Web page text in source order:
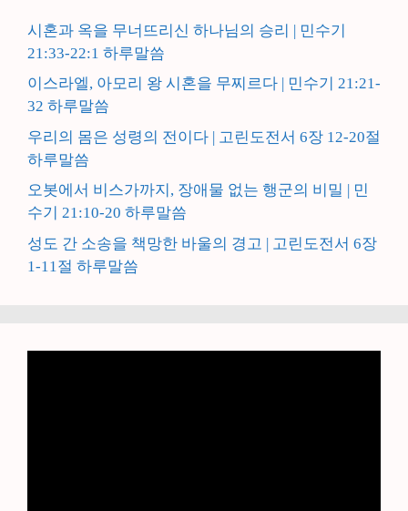
시혼과 옥을 무너뜨리신 하나님의 승리 | 민수기
21:33-22:1 하루말씀
이스라엘, 아모리 왕 시혼을 무찌르다 | 민수기 21:21-
32 하루말씀
우리의 몸은 성령의 전이다 | 고린도전서 6장 12-20절
하루말씀
오봇에서 비스가까지, 장애물 없는 행군의 비밀 | 민
수기 21:10-20 하루말씀
성도 간 소송을 책망한 바울의 경고 | 고린도전서 6장
1-11절 하루말씀